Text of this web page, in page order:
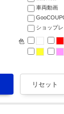
車両動画
ショップ
色